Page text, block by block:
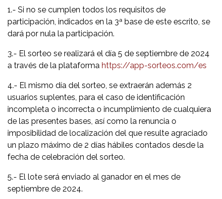
1.- Si no se cumplen todos los requisitos de
participación, indicados en la 3ª base de este escrito, se
dará por nula la participación.
3.- El sorteo se realizará el día 5 de septiembre de 2024
a través de la plataforma https://app-sorteos.com/es
4.- El mismo día del sorteo, se extraerán además 2
usuarios suplentes, para el caso de identificación
incompleta o incorrecta o incumplimiento de cualquiera
de las presentes bases, así como la renuncia o
imposibilidad de localización del que resulte agraciado
un plazo máximo de 2 días hábiles contados desde la
fecha de celebración del sorteo.
5.- El lote será enviado al ganador en el mes de
septiembre de 2024.